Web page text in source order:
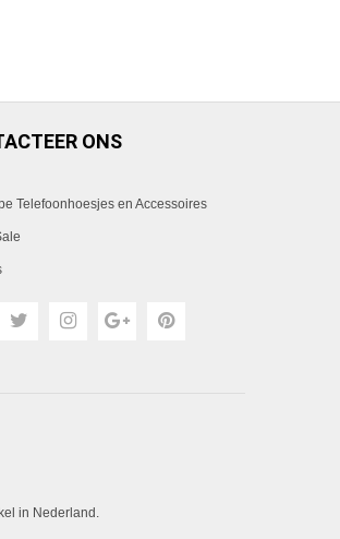
ONS
Telefoonhoesjes en Accessoires
in Nederland.